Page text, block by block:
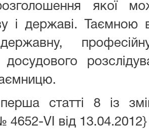
якої
і державі. Таємною
статті 8 із
VI від 13.04.2012}